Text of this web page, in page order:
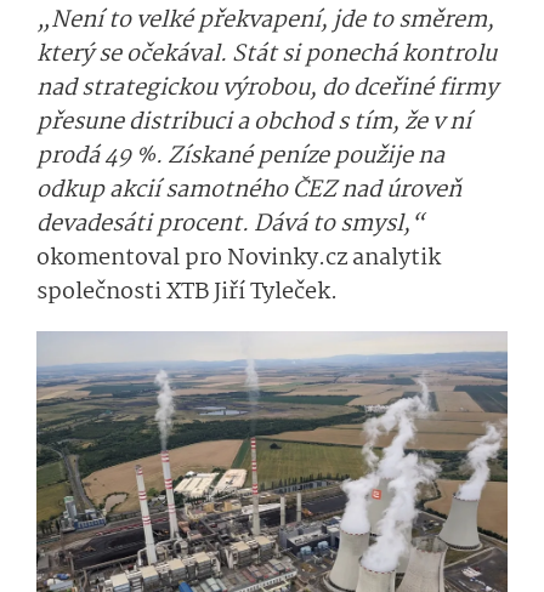
„Není to velké překvapení, jde to směrem,
který se očekával. Stát si ponechá kontrolu
nad strategickou výrobou, do dceřiné firmy
přesune distribuci a obchod s tím, že v ní
prodá 49 %. Získané peníze použije na
odkup akcií samotného ČEZ nad úroveň
devadesáti procent. Dává to smysl,“
okomentoval pro Novinky.cz analytik
společnosti XTB Jiří Tyleček.